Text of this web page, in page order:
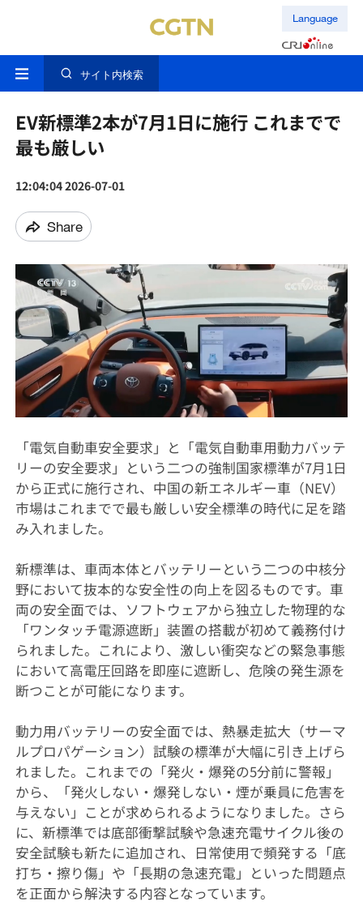
Language
サイト内検索
EV新標準2本が7月1日に施行 これまでで
最も厳しい
12:04:04 2026-07-01
Share
「電気自動車安全要求」と「電気自動車用動力バッテ
リーの安全要求」という二つの強制国家標準が7月1日
から正式に施行され、中国の新エネルギー車（NEV）
市場はこれまでで最も厳しい安全標準の時代に足を踏
み入れました。
新標準は、車両本体とバッテリーという二つの中核分
野において抜本的な安全性の向上を図るものです。車
両の安全面では、ソフトウェアから独立した物理的な
「ワンタッチ電源遮断」装置の搭載が初めて義務付け
られました。これにより、激しい衝突などの緊急事態
において高電圧回路を即座に遮断し、危険の発生源を
断つことが可能になります。
動力用バッテリーの安全面では、熱暴走拡大（サーマ
ルプロパゲーション）試験の標準が大幅に引き上げら
れました。これまでの「発火・爆発の5分前に警報」
から、「発火しない・爆発しない・煙が乗員に危害を
与えない」ことが求められるようになりました。さら
に、新標準では底部衝撃試験や急速充電サイクル後の
安全試験も新たに追加され、日常使用で頻発する「底
打ち・擦り傷」や「長期の急速充電」といった問題点
を正面から解決する内容となっています。